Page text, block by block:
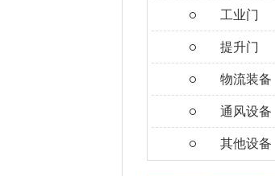
工业门
提升门
物流装备
通风设备
其他设备